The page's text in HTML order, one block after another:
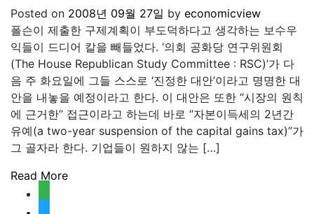
Posted on 2008년 09월 27일 by economicview
폴슨이 제출한 구제계획이 부도덕하다고 생각하는 보수우
익들이 드디어 칼을 빼들었다. ‘의회 공화당 연구위원회
(The House Republican Study Committee : RSC)’가 다
음 주 화요일에 그들 스스로 ‘진정한 대안’이라고 명명한 대
안을 내놓을 예정이라고 한다. 이 대안은 또한 “시장의 원칙
에 근거한” 접근이라고 하는데 바로 “자본이득세의 2년간
유예(a two-year suspension of the capital gains tax)”가
그 골자라 한다. 기업들이 원하지 않는 […]
Read More